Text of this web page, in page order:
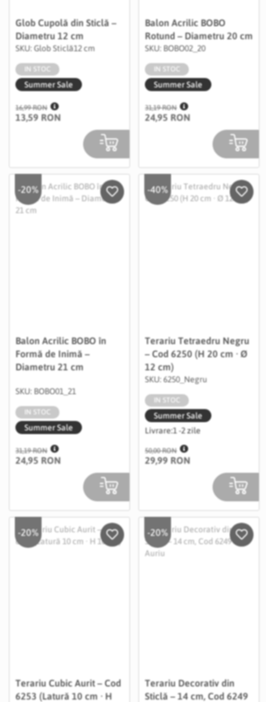
Glob Cupolă din Sticlă –
Diametru 12 cm
SKU: Glob Sticlă12 cm
IN STOC
Summer Sale
16,99 RON
13,59 RON
Balon Acrilic BOBO
Rotund – Diametru 20 cm
SKU: BOBO02_20
IN STOC
Summer Sale
31,19 RON
24,95 RON
-20%
Balon Acrilic BOBO în
Formă de Inimă –
Diametru 21 cm
SKU: BOBO01_21
IN STOC
Summer Sale
31,19 RON
24,95 RON
Salveaza in Wishlist
-40%
Terariu Tetraedru Negru
– Cod 6250 (H 20 cm · Ø
12 cm)
SKU: 6250_Negru
IN STOC
Summer Sale
Livrare:1 -2 zile
50,00 RON
29,99 RON
-20%
Terariu Cubic Aurit – Cod
6253 (Latură 10 cm · H
Salveaza in Wishlist
-20%
Terariu Decorativ din
Sticlă – 14 cm, Cod 6249